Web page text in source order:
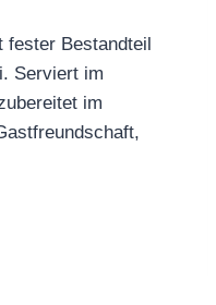
fester Bestandteil
Serviert im
im